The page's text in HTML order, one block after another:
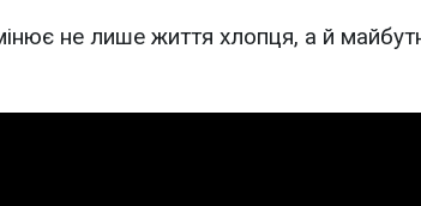
не лише життя хлопця, а й